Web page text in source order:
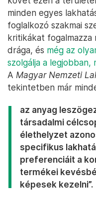
minden egyes
foglalkozó szakmai
kritikákat fogalmazza
drága, és még az
szolgálja a legjobban,
A Magyar Nemzeti
tekintetben már
az anyag
társadalmi
élethelyzet
specifikus
preferenciáit a
termékei
képesek kezelni”.